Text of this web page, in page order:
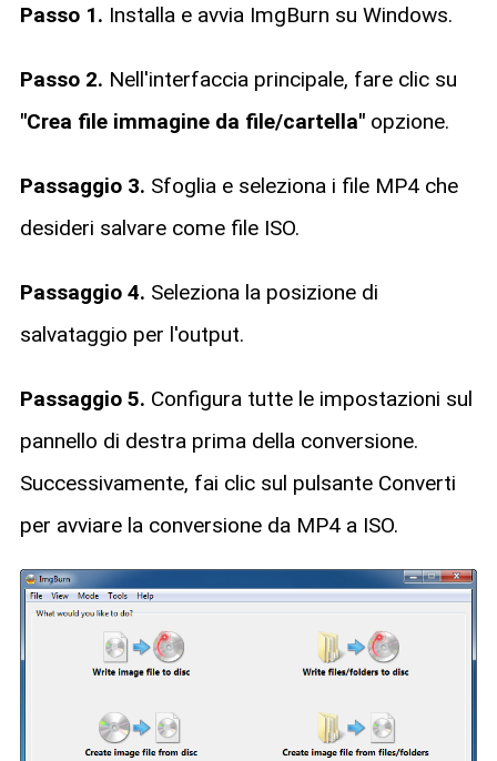
Passo 1. Installa e avvia ImgBurn su Windows.
Passo 2. Nell'interfaccia principale, fare clic su
"Crea file immagine da file/cartella"opzione.
Passaggio 3. Sfoglia e seleziona i file MP4 che
desideri salvare come file ISO.
Passaggio 4. Seleziona la posizione di
salvataggio per l'output.
Passaggio 5. Configura tutte le impostazioni sul
pannello di destra prima della conversione.
Successivamente, fai clic sul pulsante Converti
per avviare la conversione da MP4 a ISO.